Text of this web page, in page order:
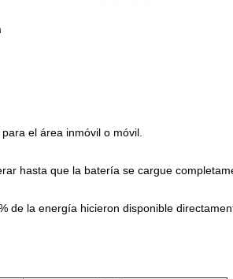
el área inmóvil o móvil.
hasta que la batería se cargue
de la energía hicieron disponible